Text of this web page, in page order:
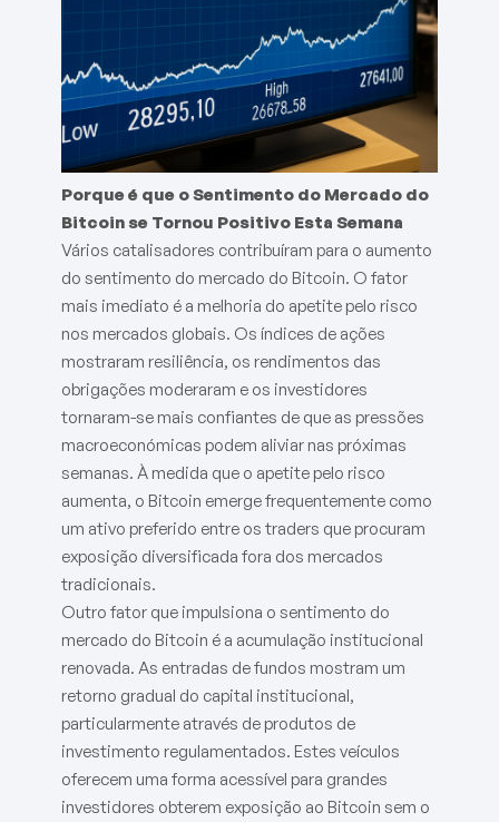
Porque é que o Sentimento do Mercado do
Bitcoin se Tornou Positivo Esta Semana
Vários catalisadores contribuíram para o aumento
do sentimento do mercado do Bitcoin. O fator
mais imediato é a melhoria do apetite pelo risco
nos mercados globais. Os índices de ações
mostraram resiliência, os rendimentos das
obrigações moderaram e os investidores
tornaram-se mais confiantes de que as pressões
macroeconómicas podem aliviar nas próximas
semanas. À medida que o apetite pelo risco
aumenta, o Bitcoin emerge frequentemente como
um ativo preferido entre os traders que procuram
exposição diversificada fora dos mercados
tradicionais.
Outro fator que impulsiona o sentimento do
mercado do Bitcoin é a acumulação institucional
renovada. As entradas de fundos mostram um
retorno gradual do capital institucional,
particularmente através de produtos de
investimento regulamentados. Estes veículos
oferecem uma forma acessível para grandes
investidores obterem exposição ao Bitcoin sem o